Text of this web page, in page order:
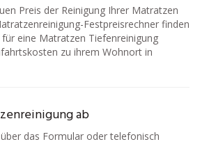
Preis der Reinigung Ihrer Matratzen
Festpreisrechner finden
für eine Matratzen Tiefenreinigung
zu ihrem Wohnort in
ab
das Formular oder telefonisch